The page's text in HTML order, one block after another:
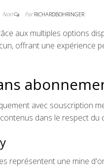
Non ParRICHARDBOHRINGER
aux multiples options
offrant une expérience
avec souscription
dans le respect du
représentent une mine